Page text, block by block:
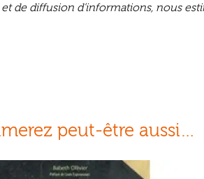
de diffusion d’informations, nous
peut-être aussi…